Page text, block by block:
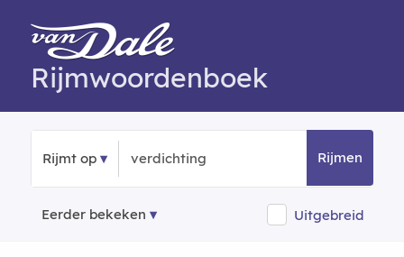
Rijmwoordenboek
Rijmt op Rijmen
Eerder bekeken Uitgebreid